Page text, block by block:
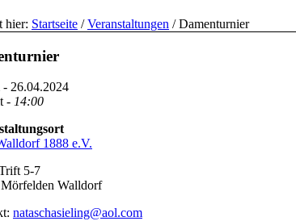
hier: Startseite / Veranstaltungen / Damenturnier
- 26.04.2024
- 14:00
1888 e.V.
5-7
Walldorf
nataschasieling@aol.com